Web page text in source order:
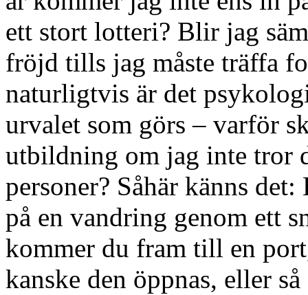
ett stort lotteri? Blir jag
fröjd tills jag måste träffa
naturligtvis är det
urvalet som görs – varför
utbildning om jag inte tror
personer? Såhär känns
på en vandring genom ett
kommer du fram till en
kanske den öppnas, eller